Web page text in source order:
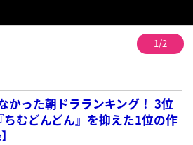
1/2
かった朝ドラランキング！ 3位
ちむどんどん』を抑えた1位の作